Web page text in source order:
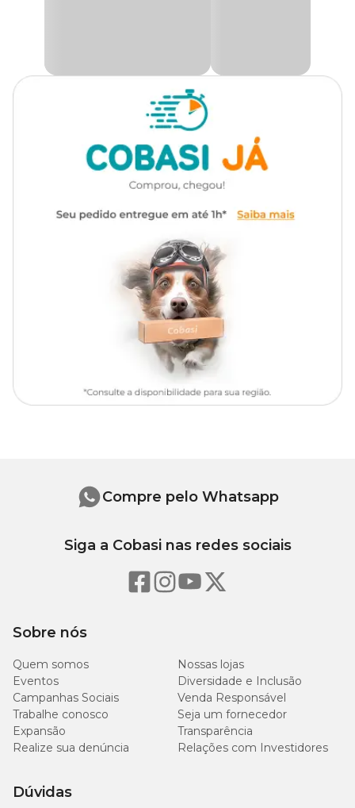
Sobre nós
Quem somos
Nossas lojas
Eventos
Diversidade e Inclusão
Campanhas Sociais
Venda Responsável
Trabalhe conosco
Seja um fornecedor
Expansão
Transparência
Realize sua denúncia
Relações com Investidores
Dúvidas
Compre pelo Whatsapp
Siga a Cobasi nas redes sociais